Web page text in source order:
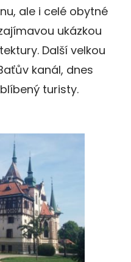
ale i celé obytné
ukázkou
Další velkou
kanál, dnes
turisty.